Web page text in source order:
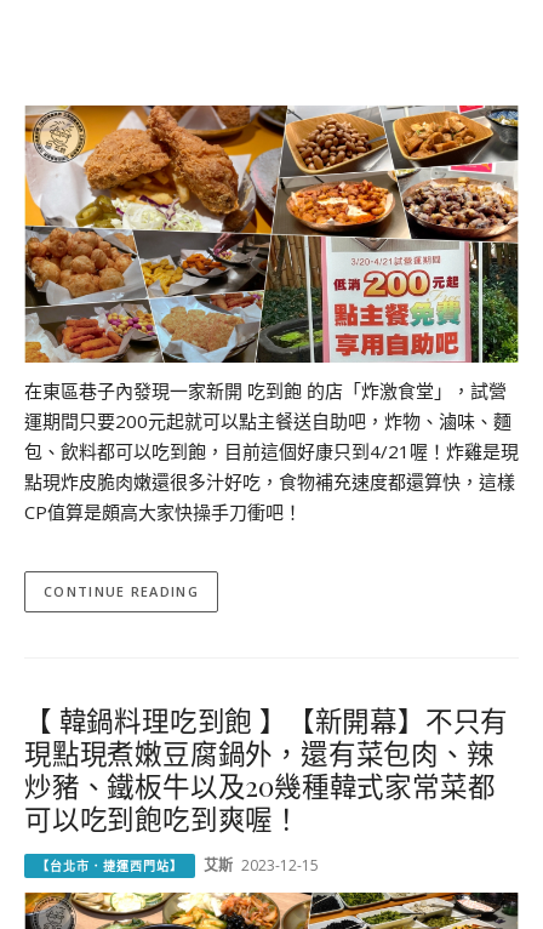
在東區巷子內發現一家新開 吃到飽 的店「炸激食堂」，試營
運期間只要200元起就可以點主餐送自助吧，炸物、滷味、麵
包、飲料都可以吃到飽，目前這個好康只到4/21喔！炸雞是現
點現炸皮脆肉嫩還很多汁好吃，食物補充速度都還算快，這樣
CP值算是頗高大家快操手刀衝吧！
CONTINUE READING
【 韓鍋料理吃到飽 】【新開幕】不只有
現點現煮嫩豆腐鍋外，還有菜包肉、辣
炒豬、鐵板牛以及20幾種韓式家常菜都
可以吃到飽吃到爽喔！
【台北市．捷運西門站】 艾斯 2023-12-15